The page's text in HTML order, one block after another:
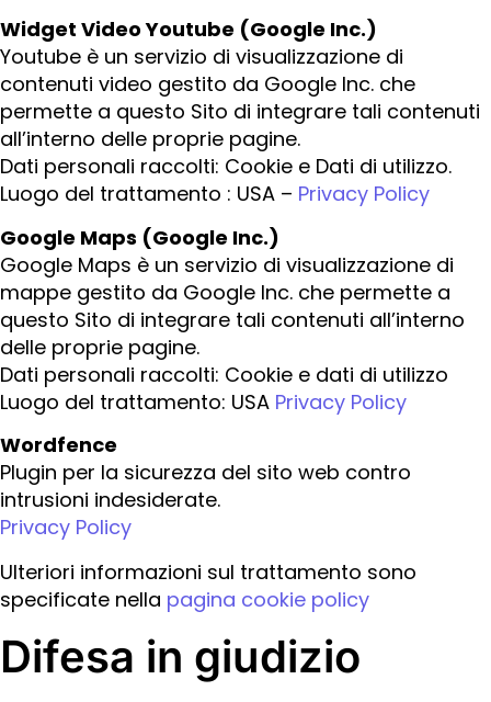
Widget Video Youtube (Google Inc.)
Youtube è un servizio di visualizzazione di
contenuti video gestito da Google Inc. che
permette a questo Sito di integrare tali contenuti
all’interno delle proprie pagine.
Dati personali raccolti: Cookie e Dati di utilizzo.
Luogo del trattamento : USA – Privacy Policy
Google Maps (Google Inc.)
Google Maps è un servizio di visualizzazione di
mappe gestito da Google Inc. che permette a
questo Sito di integrare tali contenuti all’interno
delle proprie pagine.
Dati personali raccolti: Cookie e dati di utilizzo
Luogo del trattamento: USA Privacy Policy
Wordfence
Plugin per la sicurezza del sito web contro
intrusioni indesiderate.
Privacy Policy
Ulteriori informazioni sul trattamento sono
specificate nella pagina cookie policy
Difesa in giudizio